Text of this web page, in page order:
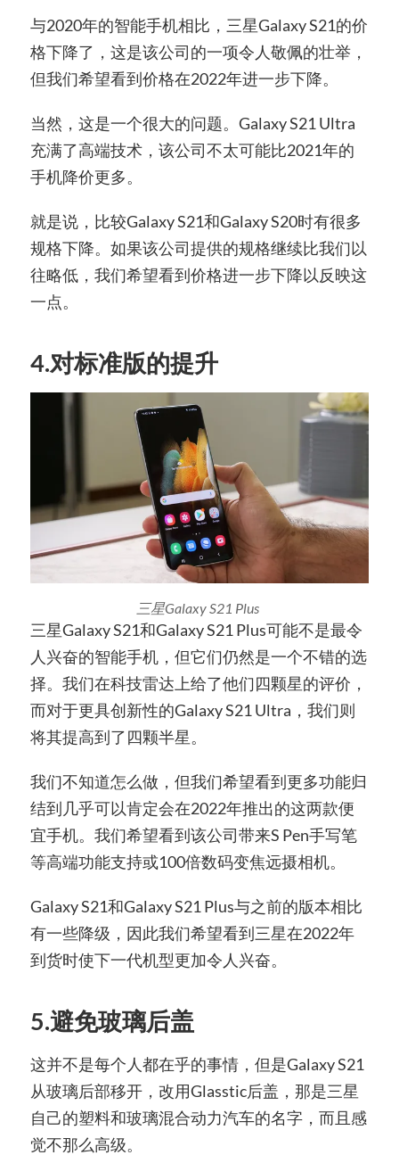
与2020年的智能手机相比，三星Galaxy S21的价
格下降了，这是该公司的一项令人敬佩的壮举，
但我们希望看到价格在2022年进一步下降。
当然，这是一个很大的问题。Galaxy S21 Ultra
充满了高端技术，该公司不太可能比2021年的
手机降价更多。
就是说，比较Galaxy S21和Galaxy S20时有很多
规格下降。如果该公司提供的规格继续比我们以
往略低，我们希望看到价格进一步下降以反映这
一点。
4.对标准版的提升
三星Galaxy S21 Plus
三星Galaxy S21和Galaxy S21 Plus可能不是最令
人兴奋的智能手机，但它们仍然是一个不错的选
择。我们在科技雷达上给了他们四颗星的评价，
而对于更具创新性的Galaxy S21 Ultra，我们则
将其提高到了四颗半星。
我们不知道怎么做，但我们希望看到更多功能归
结到几乎可以肯定会在2022年推出的这两款便
宜手机。我们希望看到该公司带来S Pen手写笔
等高端功能支持或100倍数码变焦远摄相机。
Galaxy S21和Galaxy S21 Plus与之前的版本相比
有一些降级，因此我们希望看到三星在2022年
到货时使下一代机型更加令人兴奋。
5.避免玻璃后盖
这并不是每个人都在乎的事情，但是Galaxy S21
从玻璃后部移开，改用Glasstic后盖，那是三星
自己的塑料和玻璃混合动力汽车的名字，而且感
觉不那么高级。